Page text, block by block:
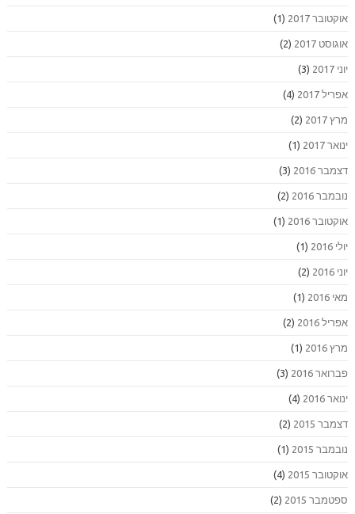
אוקטובר 2017 (1)
אוגוסט 2017 (2)
יוני 2017 (3)
אפריל 2017 (4)
מרץ 2017 (2)
ינואר 2017 (1)
דצמבר 2016 (3)
נובמבר 2016 (2)
אוקטובר 2016 (1)
יולי 2016 (1)
יוני 2016 (2)
מאי 2016 (1)
אפריל 2016 (2)
מרץ 2016 (1)
פברואר 2016 (3)
ינואר 2016 (4)
דצמבר 2015 (2)
נובמבר 2015 (1)
אוקטובר 2015 (4)
ספטמבר 2015 (2)